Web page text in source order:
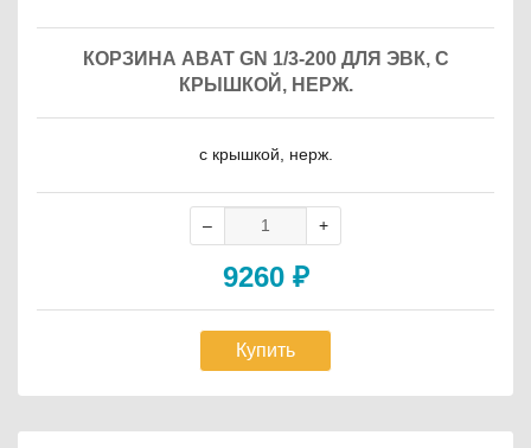
КОРЗИНА ABAT GN 1/3-200 ДЛЯ ЭВК, С
КРЫШКОЙ, НЕРЖ.
с крышкой, нерж.
9260 ₽
Купить